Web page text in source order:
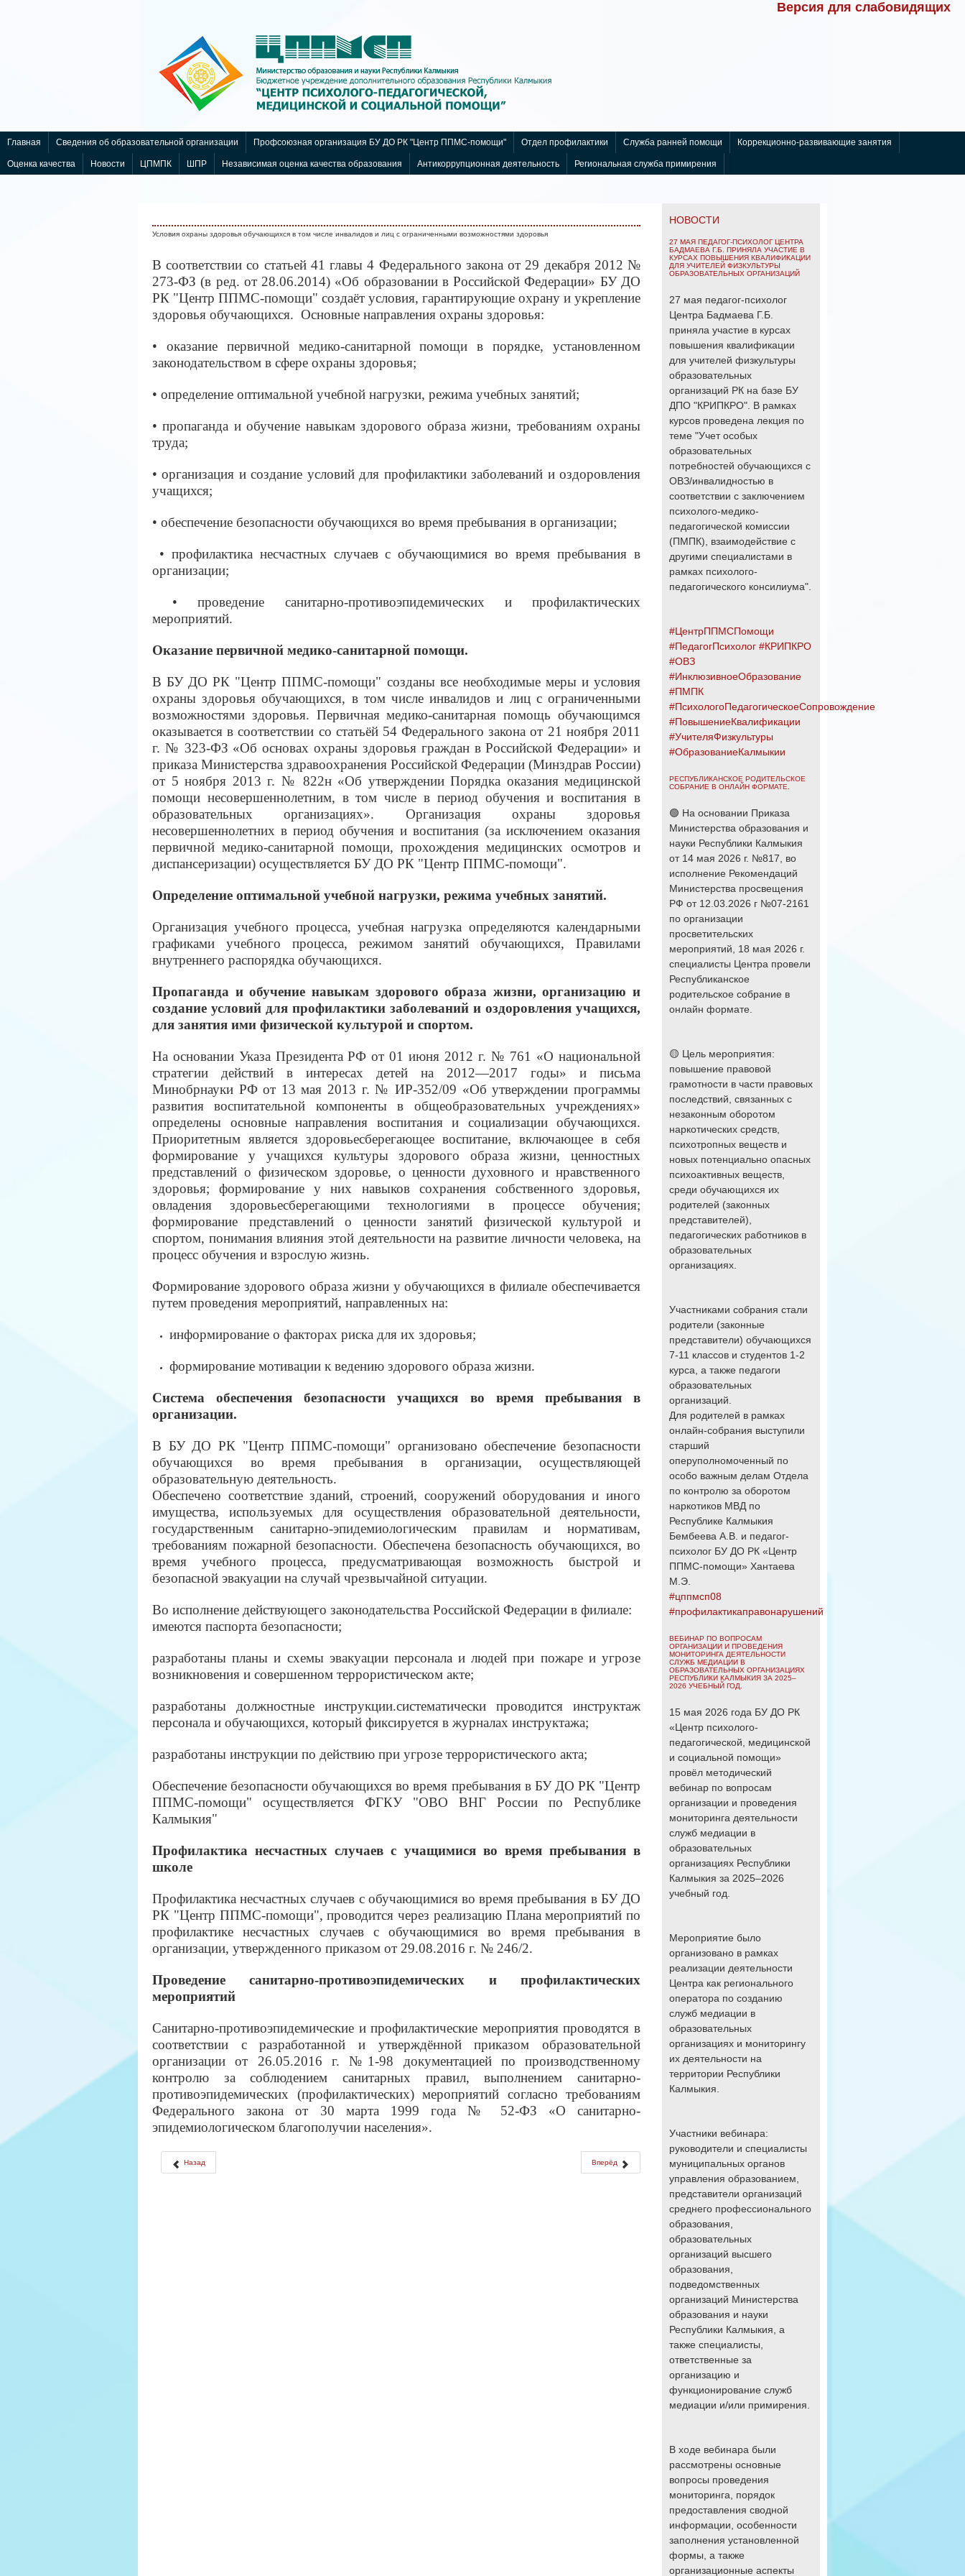
Версия для слабовидящих
Главная Сведения об образовательной организации Профсоюзная организация БУ ДО РК "Центр ППМС-помощи" Отдел профилактики Служба ранней помощи Коррекционно-развивающие занятия
Оценка качества Новости ЦПМПК ШПР Независимая оценка качества образования Антикоррупционная деятельность Региональная служба примирения
Условия охраны здоровья обучающихся в том числе инвалидов и лиц с ограниченными возможностями здоровья
В соответствии со статьей 41 главы 4 Федерального закона от 29 декабря 2012 №
273-ФЗ (в ред. от 28.06.2014) «Об образовании в Российской Федерации» БУ ДО
РК "Центр ППМС-помощи" создаёт условия, гарантирующие охрану и укрепление
здоровья обучающихся. Основные направления охраны здоровья:
• оказание первичной медико-санитарной помощи в порядке, установленном
законодательством в сфере охраны здоровья;
• определение оптимальной учебной нагрузки, режима учебных занятий;
• пропаганда и обучение навыкам здорового образа жизни, требованиям охраны
труда;
• организация и создание условий для профилактики заболеваний и оздоровления
учащихся;
• обеспечение безопасности обучающихся во время пребывания в организации;
• профилактика несчастных случаев с обучающимися во время пребывания в
организации;
• проведение санитарно-противоэпидемических и профилактических
мероприятий.
Оказание первичной медико-санитарной помощи.
В БУ ДО РК "Центр ППМС-помощи" созданы все необходимые меры и условия
охраны здоровья обучающихся, в том числе инвалидов и лиц с ограниченными
возможностями здоровья. Первичная медико-санитарная помощь обучающимся
оказывается в соответствии со статьёй 54 Федерального закона от 21 ноября 2011
г. № 323-ФЗ «Об основах охраны здоровья граждан в Российской Федерации» и
приказа Министерства здравоохранения Российской Федерации (Минздрав России)
от 5 ноября 2013 г. № 822н «Об утверждении Порядка оказания медицинской
помощи несовершеннолетним, в том числе в период обучения и воспитания в
образовательных организациях». Организация охраны здоровья
несовершеннолетних в период обучения и воспитания (за исключением оказания
первичной медико-санитарной помощи, прохождения медицинских осмотров и
диспансеризации) осуществляется БУ ДО РК "Центр ППМС-помощи".
Определение оптимальной учебной нагрузки, режима учебных занятий.
Организация учебного процесса, учебная нагрузка определяются календарными
графиками учебного процесса, режимом занятий обучающихся, Правилами
внутреннего распорядка обучающихся.
Пропаганда и обучение навыкам здорового образа жизни, организацию и
создание условий для профилактики заболеваний и оздоровления учащихся,
для занятия ими физической культурой и спортом.
На основании Указа Президента РФ от 01 июня 2012 г. № 761 «О национальной
стратегии действий в интересах детей на 2012—2017 годы» и письма
Минобрнауки РФ от 13 мая 2013 г. № ИР-352/09 «Об утверждении программы
развития воспитательной компоненты в общеобразовательных учреждениях»
определены основные направления воспитания и социализации обучающихся.
Приоритетным является здоровьесберегающее воспитание, включающее в себя
формирование у учащихся культуры здорового образа жизни, ценностных
представлений о физическом здоровье, о ценности духовного и нравственного
здоровья; формирование у них навыков сохранения собственного здоровья,
овладения здоровьесберегающими технологиями в процессе обучения;
формирование представлений о ценности занятий физической культурой и
спортом, понимания влияния этой деятельности на развитие личности человека, на
процесс обучения и взрослую жизнь.
Формирование здорового образа жизни у обучающихся в филиале обеспечивается
путем проведения мероприятий, направленных на:
информирование о факторах риска для их здоровья;
формирование мотивации к ведению здорового образа жизни.
Система обеспечения безопасности учащихся во время пребывания в
организации.
В БУ ДО РК "Центр ППМС-помощи" организовано обеспечение безопасности
обучающихся во время пребывания в организации, осуществляющей
образовательную деятельность.
Обеспечено соответствие зданий, строений, сооружений оборудования и иного
имущества, используемых для осуществления образовательной деятельности,
государственным санитарно-эпидемиологическим правилам и нормативам,
требованиям пожарной безопасности. Обеспечена безопасность обучающихся, во
время учебного процесса, предусматривающая возможность быстрой и
безопасной эвакуации на случай чрезвычайной ситуации.
Во исполнение действующего законодательства Российской Федерации в филиале:
имеются паспорта безопасности;
разработаны планы и схемы эвакуации персонала и людей при пожаре и угрозе
возникновения и совершенном террористическом акте;
разработаны должностные инструкции.систематически проводится инструктаж
персонала и обучающихся, который фиксируется в журналах инструктажа;
разработаны инструкции по действию при угрозе террористического акта;
Обеспечение безопасности обучающихся во время пребывания в БУ ДО РК "Центр
ППМС-помощи" осуществляется ФГКУ "ОВО ВНГ России по Республике
Калмыкия"
Профилактика несчастных случаев с учащимися во время пребывания в
школе
Профилактика несчастных случаев с обучающимися во время пребывания в БУ ДО
РК "Центр ППМС-помощи", проводится через реализацию Плана мероприятий по
профилактике несчастных случаев с обучающимися во время пребывания в
организации, утвержденного приказом от 29.08.2016 г. № 246/2.
Проведение санитарно-противоэпидемических и профилактических
мероприятий
Санитарно-противоэпидемические и профилактические мероприятия проводятся в
соответствии с разработанной и утверждённой приказом образовательной
организации от 26.05.2016 г. №1-98 документацией по производственному
контролю за соблюдением санитарных правил, выполнением санитарно-
противоэпидемических (профилактических) мероприятий согласно требованиям
Федерального закона от 30 марта 1999 года № 52-ФЗ «О санитарно-
эпидемиологическом благополучии населения».
Назад Вперёд
НОВОСТИ
27 МАЯ ПЕДАГОГ-ПСИХОЛОГ ЦЕНТРА
БАДМАЕВА Г.Б. ПРИНЯЛА УЧАСТИЕ В
КУРСАХ ПОВЫШЕНИЯ КВАЛИФИКАЦИИ
ДЛЯ УЧИТЕЛЕЙ ФИЗКУЛЬТУРЫ
ОБРАЗОВАТЕЛЬНЫХ ОРГАНИЗАЦИЙ
27 мая педагог-психолог
Центра Бадмаева Г.Б.
приняла участие в курсах
повышения квалификации
для учителей физкультуры
образовательных
организаций РК на базе БУ
ДПО "КРИПКРО". В рамках
курсов проведена лекция по
теме "Учет особых
образовательных
потребностей обучающихся с
ОВЗ/инвалидностью в
соответствии с заключением
психолого-медико-
педагогической комиссии
(ПМПК), взаимодействие с
другими специалистами в
рамках психолого-
педагогического консилиума".
#ЦентрППМСПомощи
#ПедагогПсихолог #КРИПКРО
#ОВЗ
#ИнклюзивноеОбразование
#ПМПК
#ПсихологоПедагогическоеСопровождение
#ПовышениеКвалификации
#УчителяФизкультуры
#ОбразованиеКалмыкии
РЕСПУБЛИКАНСКОЕ РОДИТЕЛЬСКОЕ
СОБРАНИЕ В ОНЛАЙН ФОРМАТЕ.
🟢 На основании Приказа
Министерства образования и
науки Республики Калмыкия
от 14 мая 2026 г. №817, во
исполнение Рекомендаций
Министерства просвещения
РФ от 12.03.2026 г №07-2161
по организации
просветительских
мероприятий, 18 мая 2026 г.
специалисты Центра провели
Республиканское
родительское собрание в
онлайн формате.
🟡 Цель мероприятия:
повышение правовой
грамотности в части правовых
последствий, связанных с
незаконным оборотом
наркотических средств,
психотропных веществ и
новых потенциально опасных
психоактивных веществ,
среди обучающихся их
родителей (законных
представителей),
педагогических работников в
образовательных
организациях.
Участниками собрания стали
родители (законные
представители) обучающихся
7-11 классов и студентов 1-2
курса, а также педагоги
образовательных
организаций.
Для родителей в рамках
онлайн-собрания выступили
старший
оперуполномоченный по
особо важным делам Отдела
по контролю за оборотом
наркотиков МВД по
Республике Калмыкия
Бембеева А.В. и педагог-
психолог БУ ДО РК «Центр
ППМС-помощи» Хантаева
М.Э.
#цппмсп08
#профилактикаправонарушений
ВЕБИНАР ПО ВОПРОСАМ
ОРГАНИЗАЦИИ И ПРОВЕДЕНИЯ
МОНИТОРИНГА ДЕЯТЕЛЬНОСТИ
СЛУЖБ МЕДИАЦИИ В
ОБРАЗОВАТЕЛЬНЫХ ОРГАНИЗАЦИЯХ
РЕСПУБЛИКИ КАЛМЫКИЯ ЗА 2025–
2026 УЧЕБНЫЙ ГОД.
15 мая 2026 года БУ ДО РК
«Центр психолого-
педагогической, медицинской
и социальной помощи»
провёл методический
вебинар по вопросам
организации и проведения
мониторинга деятельности
служб медиации в
образовательных
организациях Республики
Калмыкия за 2025–2026
учебный год.
Мероприятие было
организовано в рамках
реализации деятельности
Центра как регионального
оператора по созданию
служб медиации в
образовательных
организациях и мониторингу
их деятельности на
территории Республики
Калмыкия.
Участники вебинара:
руководители и специалисты
муниципальных органов
управления образованием,
представители организаций
среднего профессионального
образования,
образовательных
организаций высшего
образования,
подведомственных
организаций Министерства
образования и науки
Республики Калмыкия, а
также специалисты,
ответственные за
организацию и
функционирование служб
медиации и/или примирения.
В ходе вебинара были
рассмотрены основные
вопросы проведения
мониторинга, порядок
предоставления сводной
информации, особенности
заполнения установленной
формы, а также
организационные аспекты